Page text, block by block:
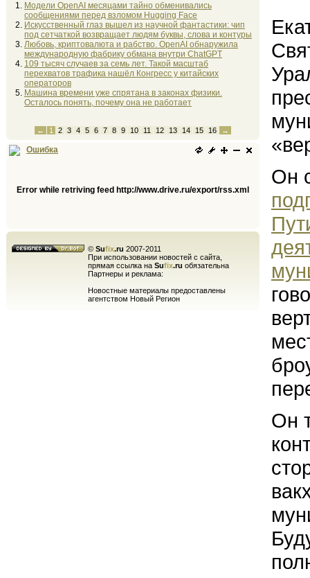
Модели OpenAI месяцами тайно обменивались
сообщениями перед взломом Hugging Face
Искусственный глаз вышел из научной фантастики: чип
под сетчаткой возвращает людям буквы, слова и контуры
Любовь, криптовалюта и рабство. OpenAI обнаружила
международную фабрику обмана внутри ChatGPT
109 тысяч случаев за семь лет. Такой масштаб
перехватов трафика нашёл Конгресс у китайских
операторов
Машина времени уже спрятана в законах физики.
Осталось понять, почему она не работает
← 1 2 3 4 5 6 7 8 9 10 11 12 13 14 15 16 →
Ошибка
Error while retriving feed http://www.drive.ru/export/rss.xml
© Sufix.ru 2007-2011
При использовании новостей с сайта,
прямая ссылка на Sufix.ru обязательна
Партнеры и реклама:
Новостные материалы предоставлены
агентством Новый Регион
Он
Он